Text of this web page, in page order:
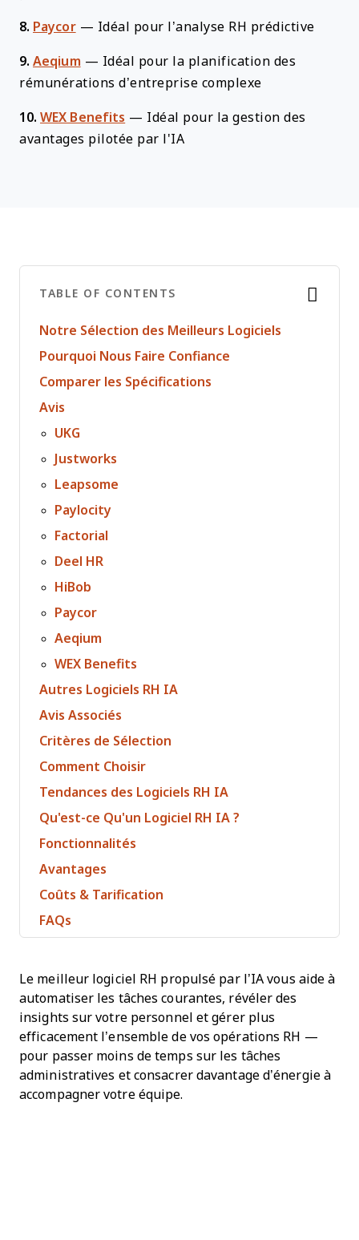
8. Paycor — Idéal pour l’analyse RH prédictive
9. Aeqium — Idéal pour la planification des
rémunérations d’entreprise complexe
10. WEX Benefits — Idéal pour la gestion des
avantages pilotée par l'IA
TABLE OF CONTENTS
Notre Sélection des Meilleurs Logiciels
Pourquoi Nous Faire Confiance
Comparer les Spécifications
Avis
UKG
Justworks
Leapsome
Paylocity
Factorial
Deel HR
HiBob
Paycor
Aeqium
WEX Benefits
Autres Logiciels RH IA
Avis Associés
Critères de Sélection
Comment Choisir
Tendances des Logiciels RH IA
Qu'est-ce Qu'un Logiciel RH IA ?
Fonctionnalités
Avantages
Coûts & Tarification
FAQs
Le meilleur logiciel RH propulsé par l’IA vous aide à
automatiser les tâches courantes, révéler des
insights sur votre personnel et gérer plus
efficacement l’ensemble de vos opérations RH —
pour passer moins de temps sur les tâches
administratives et consacrer davantage d’énergie à
accompagner votre équipe.